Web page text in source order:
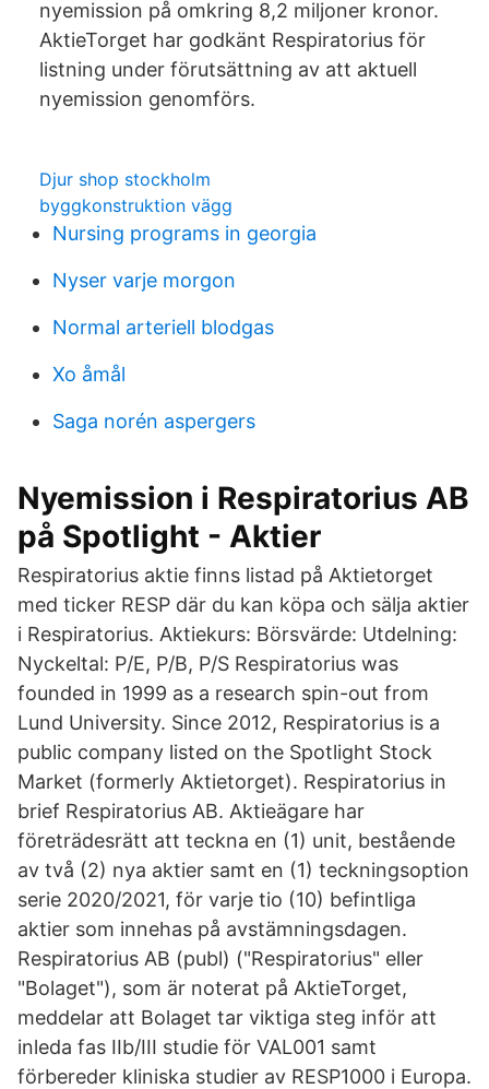
nyemission på omkring 8,2 miljoner kronor.
AktieTorget har godkänt Respiratorius för
listning under förutsättning av att aktuell
nyemission genomförs.
Djur shop stockholm
byggkonstruktion vägg
Nursing programs in georgia
Nyser varje morgon
Normal arteriell blodgas
Xo åmål
Saga norén aspergers
Nyemission i Respiratorius AB
på Spotlight - Aktier
Respiratorius aktie finns listad på Aktietorget
med ticker RESP där du kan köpa och sälja aktier
i Respiratorius. Aktiekurs: Börsvärde: Utdelning:
Nyckeltal: P/E, P/B, P/S Respiratorius was
founded in 1999 as a research spin-out from
Lund University. Since 2012, Respiratorius is a
public company listed on the Spotlight Stock
Market (formerly Aktietorget). Respiratorius in
brief Respiratorius AB. Aktieägare har
företrädesrätt att teckna en (1) unit, bestående
av två (2) nya aktier samt en (1) teckningsoption
serie 2020/2021, för varje tio (10) befintliga
aktier som innehas på avstämningsdagen.
Respiratorius AB (publ) ("Respiratorius" eller
"Bolaget"), som är noterat på AktieTorget,
meddelar att Bolaget tar viktiga steg inför att
inleda fas IIb/III studie för VAL001 samt
förbereder kliniska studier av RESP1000 i Europa.